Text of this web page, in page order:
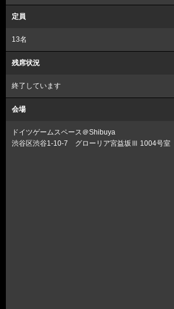
定員
13名
残席状況
終了しています
会場
ドイツゲームスペース＠Shibuya
渋谷区渋谷1-10-7 グローリア宮益坂Ⅲ 1004号室